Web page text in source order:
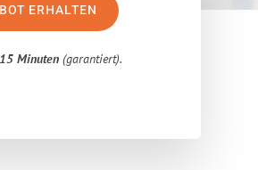
ERHALTEN
Minuten (garantiert).